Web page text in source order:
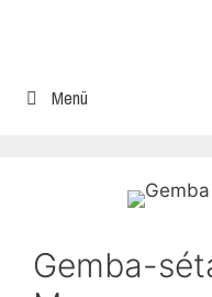
Menü
Gemba-